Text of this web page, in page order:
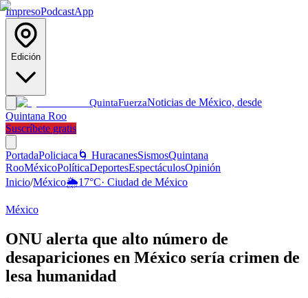
ImpresoPodcastApp
Edición
QuintaFuerzaNoticias de México, desde
Quintana Roo
Suscríbete gratis
PortadaPoliciaca 🌀 HuracanesSismosQuintana
RooMéxicoPolíticaDeportesEspectáculosOpinión
Inicio/México🌦️17°C· Ciudad de México
México
ONU alerta que alto número de
desapariciones en México sería crimen de
lesa humanidad